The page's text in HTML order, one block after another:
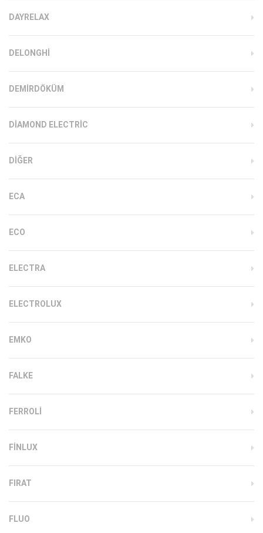
DAYRELAX
DELONGHI
DEMIRDÖKÜM
DIAMOND ELECTRIC
DIĞER
ECA
ECO
ELECTRA
ELECTROLUX
EMKO
FALKE
FERROLI
FINLUX
FIRAT
FLUO